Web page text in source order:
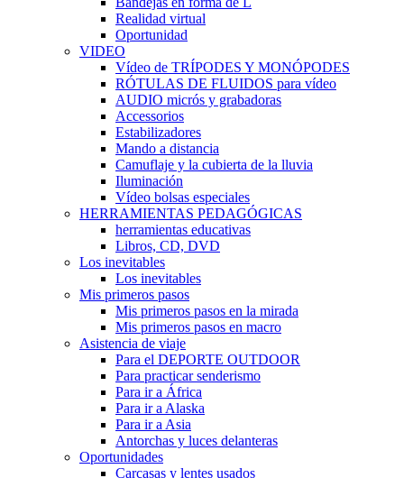
Realidad virtual
Oportunidad
VIDEO
Vídeo de TRÍPODES Y MONÓPODES
RÓTULAS DE FLUIDOS para vídeo
AUDIO micrós y grabadoras
Accessorios
Estabilizadores
Mando a distancia
Camuflaje y la cubierta de la lluvia
Iluminación
Vídeo bolsas especiales
HERRAMIENTAS PEDAGÓGICAS
herramientas educativas
Libros, CD, DVD
Los inevitables
Los inevitables
Mis primeros pasos
Mis primeros pasos en la mirada
Mis primeros pasos en macro
Asistencia de viaje
Para el DEPORTE OUTDOOR
Para practicar senderismo
Para ir a África
Para ir a Alaska
Para ir a Asia
Antorchas y luces delanteras
Oportunidades
Carcasas y lentes usados